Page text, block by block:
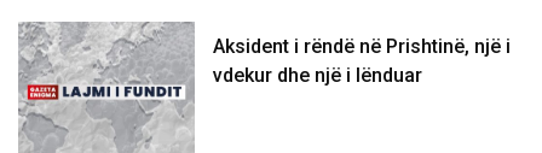
Aksident i rëndë në Prishtinë, një i
vdekur dhe një i lënduar